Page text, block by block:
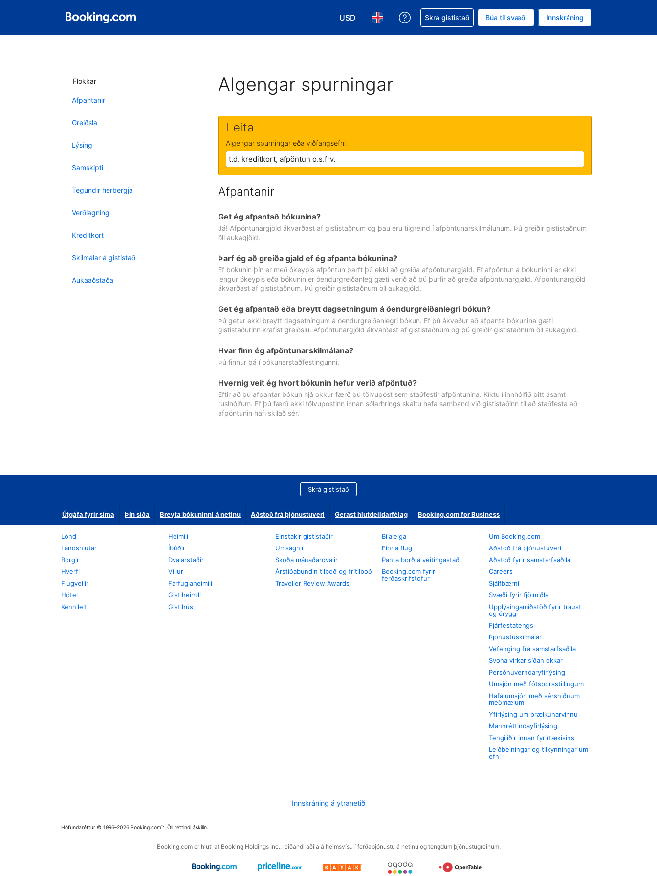
USD
Veldu gjaldmiðil. Í augnablikinu er gjaldmiðillinn Bandaríkjadalur
Veldu þitt tungumál. Í augnablikinu er tungumál þitt Íslensku
Fá aðstoð við bókunina
Skrá gististað Búa til svæði Innskráning
Flokkar
Afpantanir
Greiðsla
Lýsing
Samskipti
Tegundir herbergja
Verðlagning
Kreditkort
Skilmálar á gististað
Aukaaðstaða
Algengar spurningar
Leita
Algengar spurningar eða viðfangsefni
Afpantanir
Get ég afpantað bókunina?
Já! Afpöntunargjöld ákvarðast af gististaðnum og þau eru tilgreind í afpöntunarskilmálunum. Þú greiðir gististaðnum
öll aukagjöld.
Þarf ég að greiða gjald ef ég afpanta bókunina?
Ef bókunin þín er með ókeypis afpöntun þarft þú ekki að greiða afpöntunargjald. Ef afpöntun á bókuninni er ekki
lengur ókeypis eða bókunin er óendurgreiðanleg gæti verið að þú þurfir að greiða afpöntunargjald. Afpöntunargjöld
ákvarðast af gististaðnum. Þú greiðir gististaðnum öll aukagjöld.
Get ég afpantað eða breytt dagsetningum á óendurgreiðanlegri bókun?
Þú getur ekki breytt dagsetningum á óendurgreiðanlegri bókun. Ef þú ákveður að afpanta bókunina gæti
gististaðurinn krafist greiðslu. Afpöntunargjöld ákvarðast af gististaðnum og þú greiðir gististaðnum öll aukagjöld.
Hvar finn ég afpöntunarskilmálana?
Þú finnur þá í bókunarstaðfestingunni.
Hvernig veit ég hvort bókunin hefur verið afpöntuð?
Eftir að þú afpantar bókun hjá okkur færð þú tölvupóst sem staðfestir afpöntunina. Kíktu í innhólfið þitt ásamt
ruslhólfum. Ef þú færð ekki tölvupóstinn innan sólarhrings skaltu hafa samband við gististaðinn til að staðfesta að
afpöntunin hafi skilað sér.
Skrá gististað
Útgáfa fyrir síma Þín síða Breyta bókuninni á netinu Aðstoð frá þjónustuveri Gerast hlutdeildarfélag Booking.com for Business
Lönd
Landshlutar
Borgir
Hverfi
Flugvellir
Hótel
Kennileiti
Heimili
Íbúðir
Dvalarstaðir
Villur
Farfuglaheimili
Gistiheimili
Gistihús
Einstakir gististaðir
Umsagnir
Skoða mánaðardvalir
Árstíðabundin tilboð og frítilboð
Traveller Review Awards
Bílaleiga
Finna flug
Panta borð á veitingastað
Booking.com fyrir
ferðaskrifstofur
Um Booking.com
Aðstoð frá þjónustuveri
Aðstoð fyrir samstarfsaðila
Careers
Sjálfbærni
Svæði fyrir fjölmiðla
Upplýsingamiðstöð fyrir traust
og öryggi
Fjárfestatengsl
Þjónustuskilmálar
Véfenging frá samstarfsaðila
Svona virkar síðan okkar
Persónuverndaryfirlýsing
Umsjón með fótsporsstillingum
Hafa umsjón með sérsniðnum
meðmælum
Yfirlýsing um þrælkunarvinnu
Mannréttindayfirlýsing
Tengiliðir innan fyrirtækisins
Leiðbeiningar og tilkynningar um
efni
Innskráning á ytranetið
Höfundaréttur © 1996–2026 Booking.com™. Öll réttindi áskilin.
Booking.com er hluti af Booking Holdings Inc., leiðandi aðila á heimsvísu í ferðaþjónustu á netinu og tengdum þjónustugreinum.